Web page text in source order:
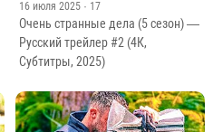
16 июля 2025 · 17
Очень странные дела (5 сезон) —
Русский трейлер #2 (4К,
Субтитры, 2025)